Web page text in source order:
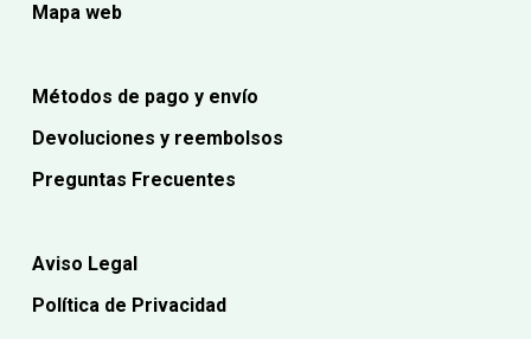
Mapa web
Métodos de pago y envío
Devoluciones y reembolsos
Preguntas Frecuentes
Aviso Legal
Política de Privacidad